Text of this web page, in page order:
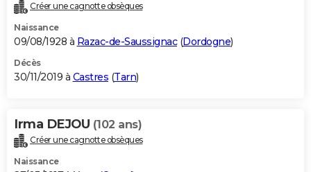
Créer une cagnotte obsèques
Naissance
09/08/1928 à Razac-de-Saussignac(Dordogne)
Décès
30/11/2019 à Castres (Tarn)
Irma DEJOU (102 ans)
Créer une cagnotte obsèques
Naissance